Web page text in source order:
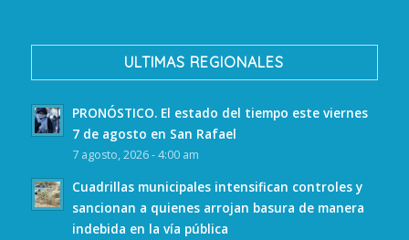
ULTIMAS REGIONALES
PRONÓSTICO. El estado del tiempo este viernes
7 de agosto en San Rafael
7 agosto, 2026 - 4:00 am
Cuadrillas municipales intensifican controles y
sancionan a quienes arrojan basura de manera
indebida en la vía pública